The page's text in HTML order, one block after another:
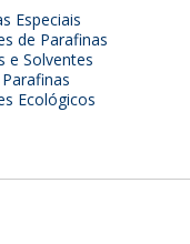
Especiais
de Parafinas
e Solventes
Ecológicos